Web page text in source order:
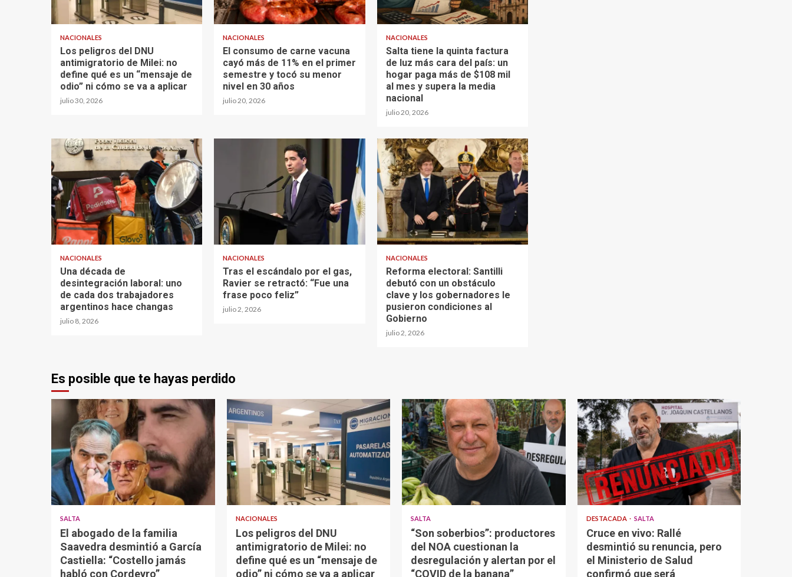
NACIONALES
Los peligros del DNU
antimigratorio de Milei: no
define qué es un “mensaje de
odio” ni cómo se va a aplicar
julio 30, 2026
NACIONALES
El consumo de carne vacuna
cayó más de 11% en el primer
semestre y tocó su menor
nivel en 30 años
julio 20, 2026
NACIONALES
Salta tiene la quinta factura
de luz más cara del país: un
hogar paga más de $108 mil
al mes y supera la media
nacional
julio 20, 2026
NACIONALES
Una década de
desintegración laboral: uno
de cada dos trabajadores
argentinos hace changas
julio 8, 2026
NACIONALES
Tras el escándalo por el gas,
Ravier se retractó: “Fue una
frase poco feliz”
julio 2, 2026
NACIONALES
Reforma electoral: Santilli
debutó con un obstáculo
clave y los gobernadores le
pusieron condiciones al
Gobierno
julio 2, 2026
Es posible que te hayas perdido
SALTA
El abogado de la familia
Saavedra desmintió a García
Castiella: “Costello jamás
habló con Cordeyro”
NACIONALES
Los peligros del DNU
antimigratorio de Milei: no
define qué es un “mensaje de
odio” ni cómo se va a aplicar
SALTA
“Son soberbios”: productores
del NOA cuestionan la
desregulación y alertan por el
“COVID de la banana”
DESTACADA SALTA
Cruce en vivo: Rallé
desmintió su renuncia, pero
el Ministerio de Salud
confirmó que será